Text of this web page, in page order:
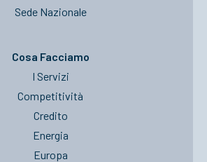
Sede Nazionale
Cosa Facciamo
I Servizi
Competitività
Credito
Energia
Europa